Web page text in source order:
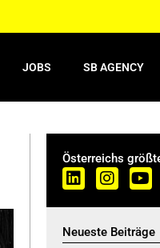
JOBS SB AGENCY
Österreichs
Neueste Beiträge